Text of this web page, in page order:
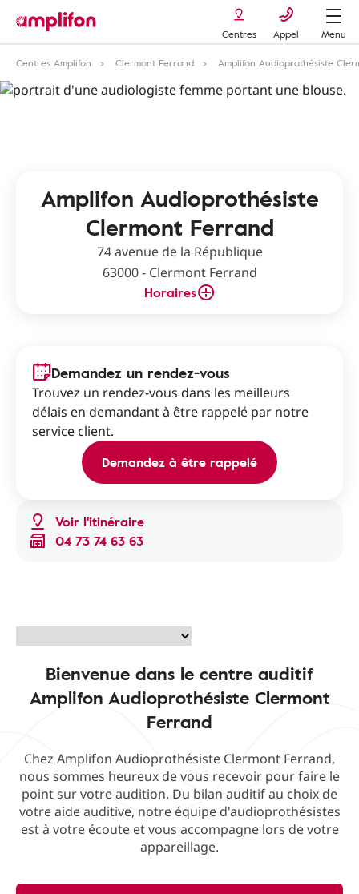
Centres Appel
Menu
Centres Amplifon
Clermont Ferrand Amplifon Audioprothésiste
Amplifon Audioprothésiste
Clermont Ferrand
74 avenue de la République
63000 - Clermont Ferrand
Horaires
Voir l'itinéraire
04 73 74 63 63
Demandez un rendez-vous
Trouvez un rendez-vous dans les meilleurs
délais en demandant à être rappelé par notre
service client.
Demandez à être rappelé
Bienvenue dans le centre auditif
Amplifon Audioprothésiste Clermont
Ferrand
Chez Amplifon Audioprothésiste Clermont Ferrand,
nous sommes heureux de vous recevoir pour faire le
point sur votre audition. Du bilan auditif au choix de
votre aide auditive, notre équipe d'audioprothésistes
est à votre écoute et vous accompagne lors de votre
appareillage.